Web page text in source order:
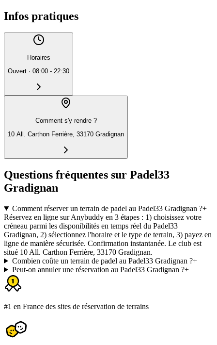
Infos pratiques
Horaires
Ouvert · 08:00 - 22:30
Comment s'y rendre ?
10 All. Carthon Ferrière, 33170 Gradignan
Questions fréquentes sur Padel33
Gradignan
Comment réserver un terrain de padel au Padel33 Gradignan ?+
Réservez en ligne sur Anybuddy en 3 étapes : 1) choisissez votre
créneau parmi les disponibilités en temps réel du Padel33
Gradignan, 2) sélectionnez l'horaire et le type de terrain, 3) payez en
ligne de manière sécurisée. Confirmation instantanée. Le club est
situé 10 All. Carthon Ferrière, 33170 Gradignan.
Combien coûte un terrain de padel au Padel33 Gradignan ?+
Peut-on annuler une réservation au Padel33 Gradignan ?+
#1 en France des sites de réservation de terrains